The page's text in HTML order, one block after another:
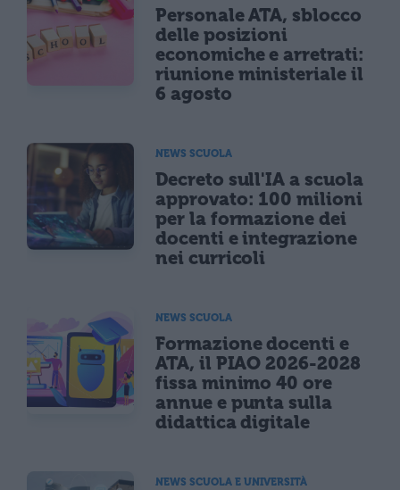
Personale ATA, sblocco
delle posizioni
economiche e arretrati:
riunione ministeriale il
6 agosto
NEWS SCUOLA
Decreto sull'IA a scuola
approvato: 100 milioni
per la formazione dei
docenti e integrazione
nei curricoli
NEWS SCUOLA
Formazione docenti e
ATA, il PIAO 2026-2028
fissa minimo 40 ore
annue e punta sulla
didattica digitale
NEWS SCUOLA E UNIVERSITÀ